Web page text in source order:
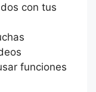
con tus
funciones